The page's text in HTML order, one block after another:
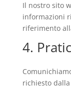
Il nostro sito
informazioni
riferimento
4.
richiesto